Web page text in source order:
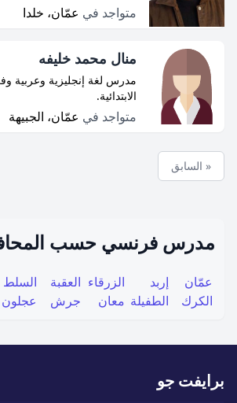
متواجد في عمّان، خلدا
منال محمد خليفه
مدرس لغة إنجليزية وعربية
الابتدائية.
متواجد في عمّان، الجبيهة
« السابق
مدرس فرنسي حسب
عمّان إربد الزرقاء العقبة السلط
الكرك
الطفيلة معان جرش عجلون
برايفت جو